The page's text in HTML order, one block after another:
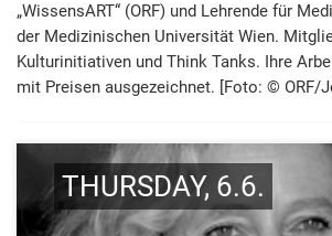
„WissensART“ (ORF) und Lehrende für
der Medizinischen Universität Wien.
Kulturinitiativen und Think Tanks. Ihre
mit Preisen ausgezeichnet. [Foto: © ORF/
THURSDAY, 6.6.